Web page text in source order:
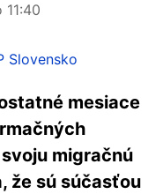
Slovensko
mesiace
migračnú
že sú súčasťou